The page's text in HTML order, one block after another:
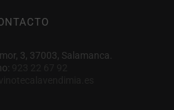
3, 37003, Salamanca.